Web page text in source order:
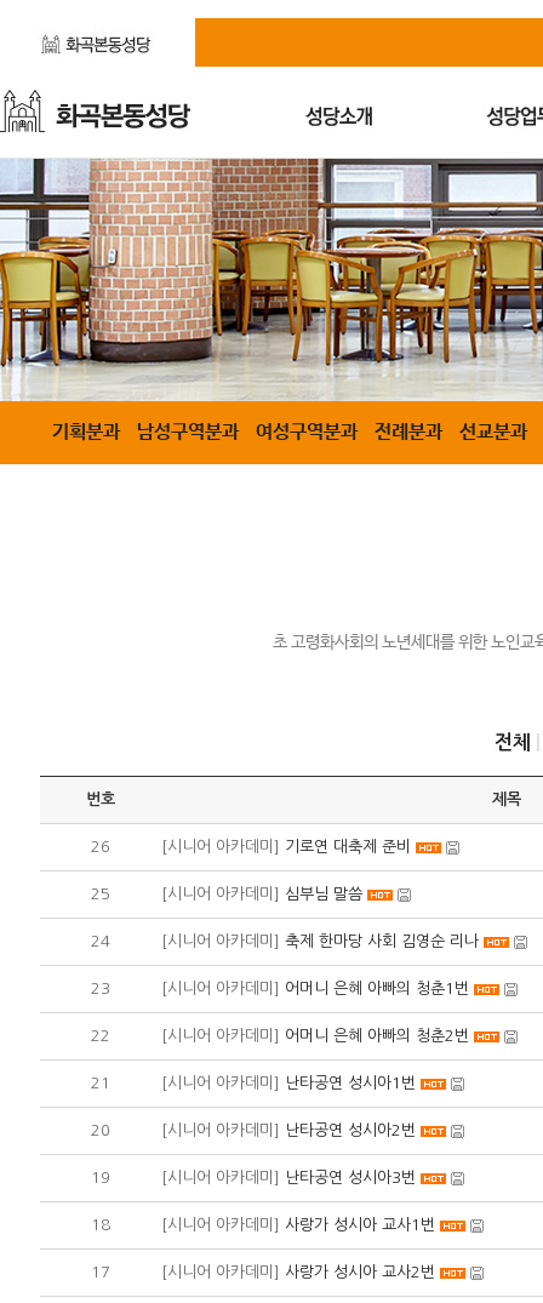
기획분과 남성구역분과 여성구역분과 전례분과 선교분과
초 고령화사회의 노년세대를 위한 노인
전체
번호 제목
26 [시니어 아카데미] 기로연 대축제 준비
25 [시니어 아카데미] 심부님 말씀
24 [시니어 아카데미] 축제 한마당 사회 김영순 리나
23 [시니어 아카데미] 어머니 은혜 아빠의 청춘1번
22 [시니어 아카데미] 어머니 은혜 아빠의 청춘2번
21 [시니어 아카데미] 난타공연 성시아1번
20 [시니어 아카데미] 난타공연 성시아2번
19 [시니어 아카데미] 난타공연 성시아3번
18 [시니어 아카데미] 사랑가 성시아 교사1번
17 [시니어 아카데미] 사랑가 성시아 교사2번